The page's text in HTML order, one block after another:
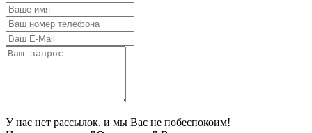
У нас нет рассылок, и мы Вас не побеспокоим!